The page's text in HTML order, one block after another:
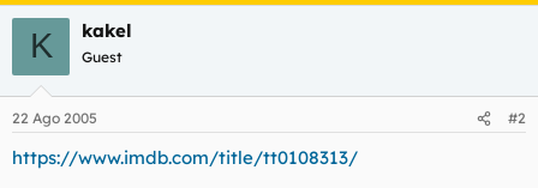
K kakel
Guest
22 Ago 2005 #2
https://www.imdb.com/title/tt0108313/